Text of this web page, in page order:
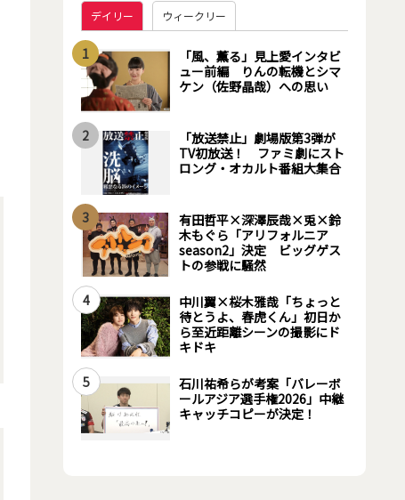
デイリー ウィークリー
1
「風、薫る」見上愛インタビ
ュー前編 りんの転機とシマ
ケン（佐野晶哉）への思い
2
「放送禁止」劇場版第3弾が
TV初放送！ ファミ劇にスト
ロング・オカルト番組大集合
3
有田哲平×深澤辰哉×兎×鈴
木もぐら「アリフォルニア
season2」決定 ビッグゲス
トの参戦に騒然
4
中川翼×桜木雅哉「ちょっと
待とうよ、春虎くん」初日か
ら至近距離シーンの撮影にド
キドキ
5
石川祐希らが考案「バレーボ
ールアジア選手権2026」中継
キャッチコピーが決定！